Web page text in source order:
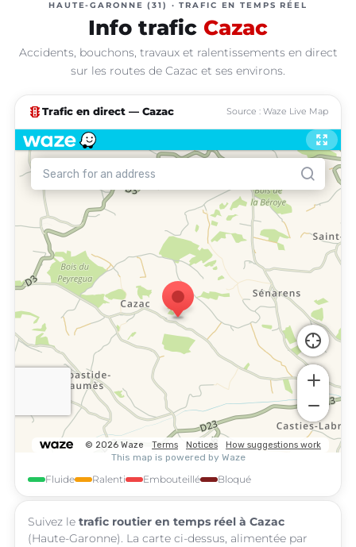
HAUTE-GARONNE (31) · TRAFIC EN TEMPS RÉEL
Info trafic Cazac
Accidents, bouchons, travaux et ralentissements en direct
sur les routes de Cazac et ses environs.
traffic Trafic en direct — Cazac Source : Waze Live Map
Fluide Ralenti Embouteillé Bloqué
Suivez le trafic routier en temps réel à Cazac
(Haute-Garonne). La carte ci-dessus, alimentée par